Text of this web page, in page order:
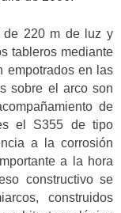
de 220 m de luz y
tableros mediante
empotrados en las
sobre el arco son
de
el S355 de tipo
a la corrosión
a la hora
constructivo se
construidos